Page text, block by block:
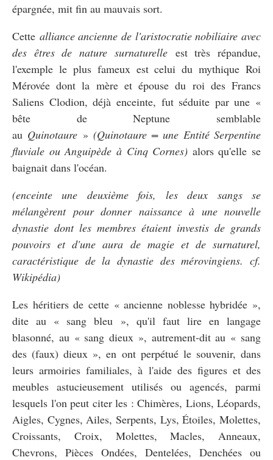
épargnée, mit fin au mauvais sort.
Cette alliance ancienne de l'aristocratie nobiliaire avec
des êtres de nature surnaturelleest très répandue,
l'exemple le plus fameux est celui du mythique Roi
Mérovée dont la mère et épouse du roi des Francs
Saliens Clodion, déjà enceinte, fut séduite par une «
bête de Neptune semblable
au Quinotaure » (Quinotaure = une Entité Serpentine
fluviale ou Anguipède à Cinq Cornes) alors qu'elle se
baignait dans l'océan.
(enceinte une deuxième fois, les deux sangs se
mélangèrent pour donner naissance à une nouvelle
dynastie dont les membres étaient investis de grands
pouvoirs et d'une aura de magie et de surnaturel,
caractéristique de la dynastie des mérovingiens. cf.
Wikipédia)
Les héritiers de cette « ancienne noblesse hybridée »,
dite au « sang bleu », qu'il faut lire en langage
blasonné, au « sang dieux », autrement-dit au « sang
des (faux) dieux », en ont perpétué le souvenir, dans
leurs armoiries familiales, à l'aide des figures et des
meubles astucieusement utilisés ou agencés, parmi
lesquels l'on peut citer les : Chimères, Lions, Léopards,
Aigles, Cygnes, Ailes, Serpents, Lys, Étoiles, Molettes,
Croissants, Croix, Molettes, Macles, Anneaux,
Chevrons, Pièces Ondées, Dentelées, Denchées ou